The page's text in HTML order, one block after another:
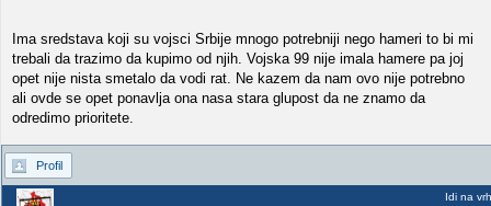
Ima sredstava koji su vojsci Srbije mnogo potrebniji nego hameri to bi mi
trebali da trazimo da kupimo od njih. Vojska 99 nije imala hamere pa joj
opet nije nista smetalo da vodi rat. Ne kazem da nam ovo nije potrebno
ali ovde se opet ponavlja ona nasa stara glupost da ne znamo da
odredimo prioritete.
Profil
Idi na vrh